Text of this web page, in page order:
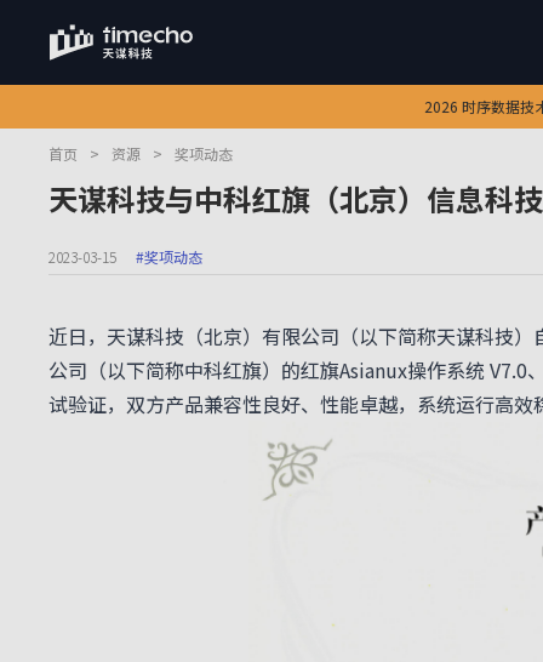
2026 时序数据技
首页 > 资源 > 奖项动态
天谋科技与中科红旗（北京）信息科
2023-03-15 #奖项动态
近日，天谋科技（北京）有限公司（以下简称天谋科技）
公司（以下简称中科红旗）的红旗Asianux操作系统
试验证，双方产品兼容性良好、性能卓越，系统运行高